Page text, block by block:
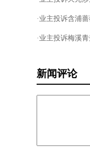
·业主投诉含浦
·业主投诉梅溪
新闻评论